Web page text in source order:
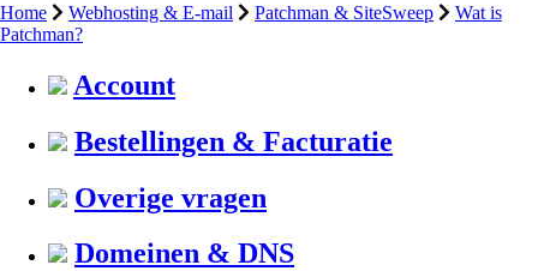
Home Webhosting & E-mail Patchman & SiteSweep
Wat is
Patchman?
Account
Bestellingen & Facturatie
Overige vragen
Domeinen & DNS